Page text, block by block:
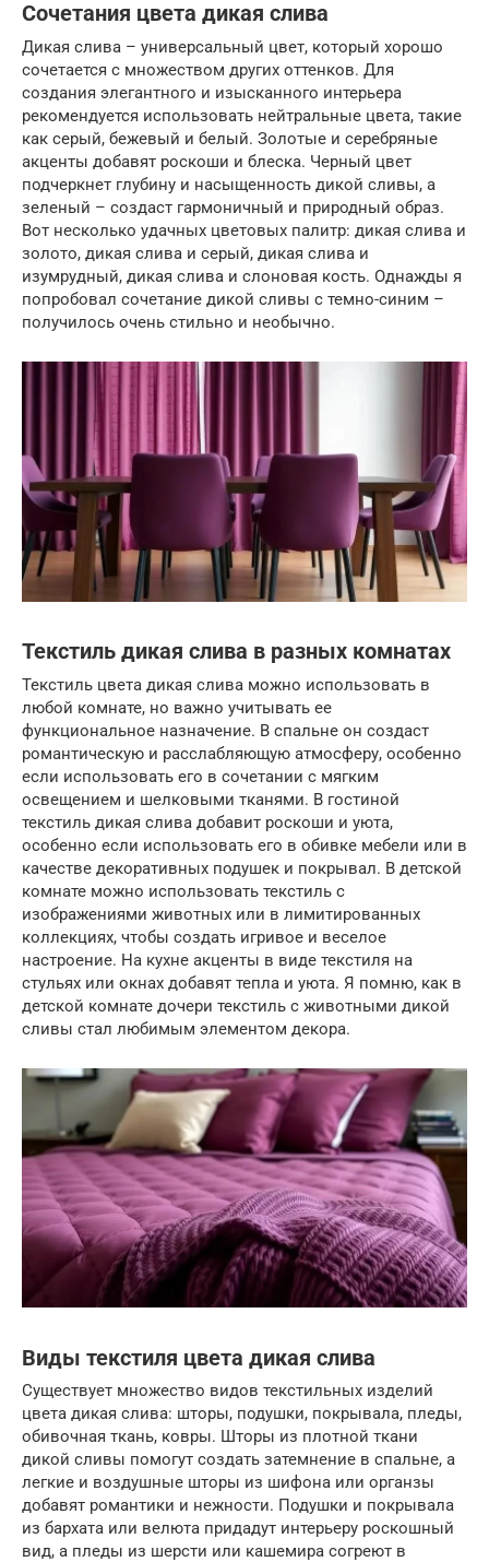
Сочетания цвета дикая слива
Дикая слива – универсальный цвет, который хорошо
сочетается с множеством других оттенков. Для
создания элегантного и изысканного интерьера
рекомендуется использовать нейтральные цвета, такие
как серый, бежевый и белый. Золотые и серебряные
акценты добавят роскоши и блеска. Черный цвет
подчеркнет глубину и насыщенность дикой сливы, а
зеленый – создаст гармоничный и природный образ.
Вот несколько удачных цветовых палитр: дикая слива и
золото, дикая слива и серый, дикая слива и
изумрудный, дикая слива и слоновая кость. Однажды я
попробовал сочетание дикой сливы с темно-синим –
получилось очень стильно и необычно.
Текстиль дикая слива в разных комнатах
Текстиль цвета дикая слива можно использовать в
любой комнате, но важно учитывать ее
функциональное назначение. В спальне он создаст
романтическую и расслабляющую атмосферу, особенно
если использовать его в сочетании с мягким
освещением и шелковыми тканями. В гостиной
текстиль дикая слива добавит роскоши и уюта,
особенно если использовать его в обивке мебели или в
качестве декоративных подушек и покрывал. В детской
комнате можно использовать текстиль с
изображениями животных или в лимитированных
коллекциях, чтобы создать игривое и веселое
настроение. На кухне акценты в виде текстиля на
стульях или окнах добавят тепла и уюта. Я помню, как в
детской комнате дочери текстиль с животными дикой
сливы стал любимым элементом декора.
Виды текстиля цвета дикая слива
Существует множество видов текстильных изделий
цвета дикая слива: шторы, подушки, покрывала, пледы,
обивочная ткань, ковры. Шторы из плотной ткани
дикой сливы помогут создать затемнение в спальне, а
легкие и воздушные шторы из шифона или органзы
добавят романтики и нежности. Подушки и покрывала
из бархата или велюта придадут интерьеру роскошный
вид, а пледы из шерсти или кашемира согреют в